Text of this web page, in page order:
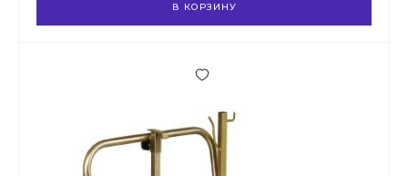
В КОРЗИНУ